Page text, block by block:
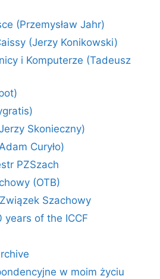
(Przemysław Jahr)
(Jerzy Konikowski)
i Komputerze (Tadeusz
Skonieczny)
Curyło)
PZSzach
(OTB)
Szachowy
years of the ICCF
w moim życiu